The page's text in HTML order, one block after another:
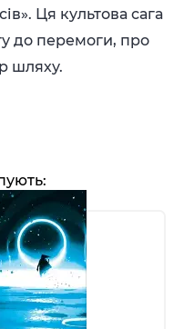
Ця культова сага
до перемоги, про
шляху.